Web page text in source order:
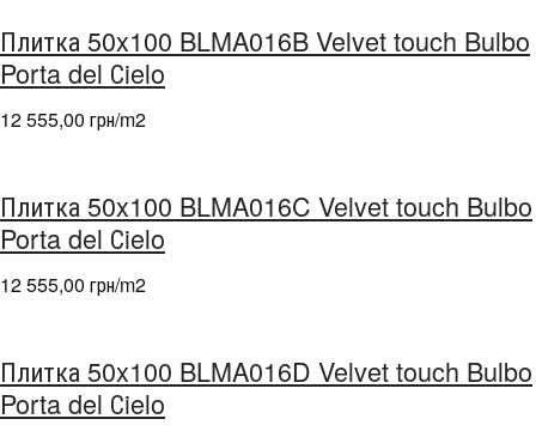
Плитка 50x100 BLMA016B Velvet touch Bulbo
Porta del Сielo
12 555,00 грн/m2
Плитка 50x100 BLMA016C Velvet touch Bulbo
Porta del Сielo
12 555,00 грн/m2
Плитка 50x100 BLMA016D Velvet touch Bulbo
Porta del Сielo